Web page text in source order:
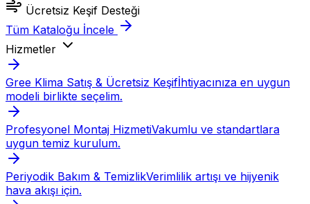
Ücretsiz Keşif Desteği
Tüm Kataloğu İncele
Hizmetler
Gree Klima Satış & Ücretsiz Keşifİhtiyacınıza en uygun
modeli birlikte seçelim.
Profesyonel Montaj HizmetiVakumlu ve standartlara
uygun temiz kurulum.
Periyodik Bakım & TemizlikVerimlilik artışı ve hijyenik
hava akışı için.